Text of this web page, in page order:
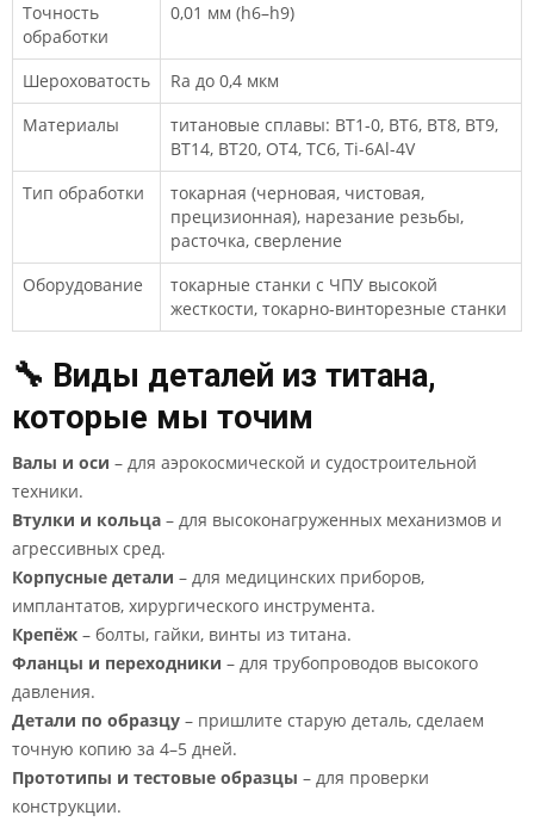
Точность
обработки
0,01 мм (h6–h9)
Шероховатость
Ra до 0,4 мкм
Материалы
титановые сплавы: ВТ1-0, ВТ6, ВТ8, ВТ9,
ВТ14, ВТ20, ОТ4, ТС6, Тi-6Al-4V
Тип обработки
токарная (черновая, чистовая,
прецизионная), нарезание резьбы,
расточка, сверление
Оборудование
токарные станки с ЧПУ высокой
жесткости, токарно-винторезные станки
🔧 Виды деталей из титана,
которые мы точим
Валы и оси – для аэрокосмической и судостроительной
техники.
Втулки и кольца – для высоконагруженных механизмов и
агрессивных сред.
Корпусные детали – для медицинских приборов,
имплантатов, хирургического инструмента.
Крепёж – болты, гайки, винты из титана.
Фланцы и переходники – для трубопроводов высокого
давления.
Детали по образцу – пришлите старую деталь, сделаем
точную копию за 4–5 дней.
Прототипы и тестовые образцы – для проверки
конструкции.